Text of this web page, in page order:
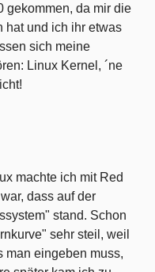
gekommen, da mir die
hat und ich ihr etwas
sich meine
Linux Kernel, ´ne
machte ich mit Red
dass auf der
stand. Schon
sehr steil, weil
man eingeben muss,